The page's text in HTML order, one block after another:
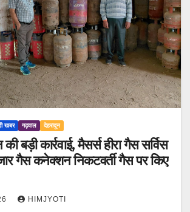
खबर गढ़वाल देहरादून
बड़ी कार्रवाई, मैसर्स हीरा गैस सर्विस
गैस कनेक्शन निकटवर्ती गैस पर किए
HIMJYOTI